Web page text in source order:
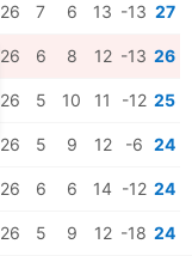
26 7 6 13 -13 27
26 6 8 12 -13 26
26 5 10 11 -12 25
26 5 9 12 -6 24
26 6 6 14 -12 24
26 5 9 12 -18 24